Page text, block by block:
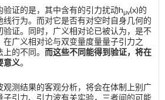
验证的是，其中含有的引力扰动hμv(x)的
行为。而对它是否有对空时自身几何的
验证。同时，广义相对论已被认为，是不
广义相对论与双变量度量量子引力之
的不同。 而这些不同能得到验证，将在
意义。
测结果的客观分析，将会在体制上别广
子引力、引力波有关实验，三者间的可能